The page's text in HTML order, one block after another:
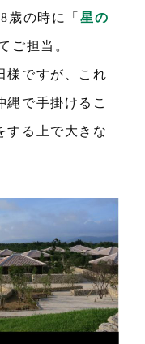
歳の時に「星の
ご担当。
様ですが、これ
縄で手掛けるこ
する上で大きな